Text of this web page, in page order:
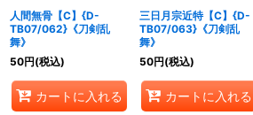
人間無骨【C】{D-
TB07/062}《刀剣乱
舞》
50円(税込)
カートに入れる
三日月宗近特【C】{D-
TB07/063}《刀剣乱
舞》
50円(税込)
カートに入れる